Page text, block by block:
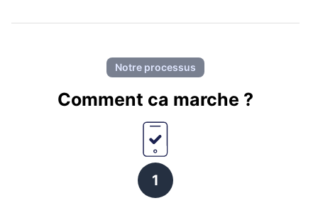
Notre processus
Comment ca marche ?
1